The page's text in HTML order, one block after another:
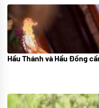
05/07/2024
Hầu Thánh và Hầu Đồng